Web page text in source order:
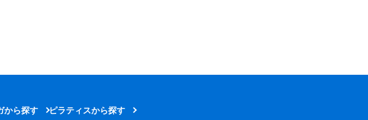
から探す ピラティスから探す